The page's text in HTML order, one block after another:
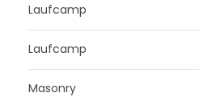
Laufcamp
Laufcamp
Masonry